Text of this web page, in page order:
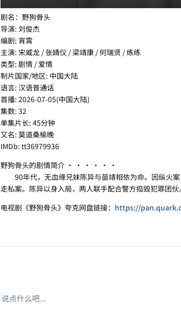
剧名：野狗骨头
导演: 刘俊杰
编剧: 宵霄
主演: 宋威龙 / 张婧仪 / 梁靖康 / 何瑞贤 / 练练
类型: 剧情 / 爱情
制片国家/地区: 中国大陆
语言: 汉语普通话
首播: 2026-07-05(中国大陆)
集数: 32
单集片长: 45分钟
又名: 莫道桑榆晚
IMDb: tt36979936
野狗骨头的剧情简介 · · · · · ·
90年代，无血缘兄妹陈异与苗靖相依为命。因纵火案
走私案。陈异以身入局，两人联手配合警方捣毁犯罪团
电视剧《野狗骨头》夸克网盘链接： https://
说点什么吧...